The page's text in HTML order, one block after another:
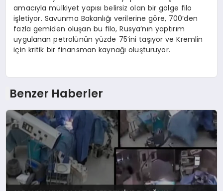
amacıyla mülkiyet yapısı belirsiz olan bir gölge filo
işletiyor. Savunma Bakanlığı verilerine göre, 700’den
fazla gemiden oluşan bu filo, Rusya’nın yaptırım
uygulanan petrolünün yüzde 75’ini taşıyor ve Kremlin
için kritik bir finansman kaynağı oluşturuyor.
Benzer Haberler